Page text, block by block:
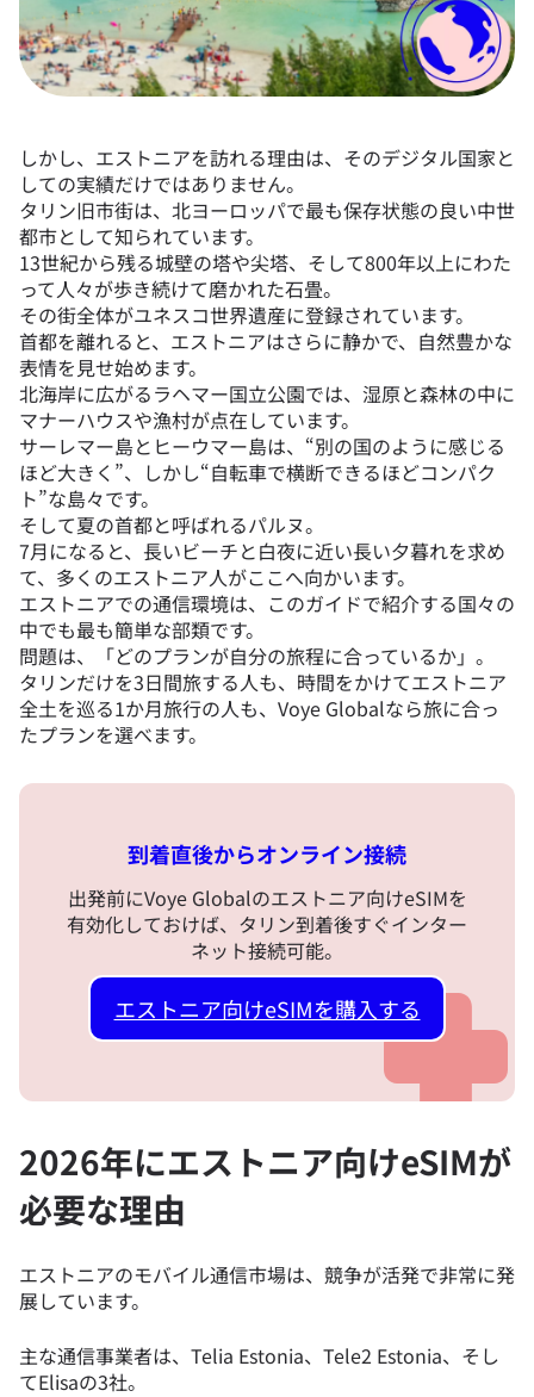
しかし、エストニアを訪れる理由は、そのデジタル国家と
しての実績だけではありません。
タリン旧市街は、北ヨーロッパで最も保存状態の良い中世
都市として知られています。
13世紀から残る城壁の塔や尖塔、そして800年以上にわた
って人々が歩き続けて磨かれた石畳。
その街全体がユネスコ世界遺産に登録されています。
首都を離れると、エストニアはさらに静かで、自然豊かな
表情を見せ始めます。
北海岸に広がるラヘマー国立公園では、湿原と森林の中に
マナーハウスや漁村が点在しています。
サーレマー島とヒーウマー島は、“別の国のように感じる
ほど大きく”、しかし“自転車で横断できるほどコンパク
ト”な島々です。
そして夏の首都と呼ばれるパルヌ。
7月になると、長いビーチと白夜に近い長い夕暮れを求め
て、多くのエストニア人がここへ向かいます。
エストニアでの通信環境は、このガイドで紹介する国々の
中でも最も簡単な部類です。
問題は、「どのプランが自分の旅程に合っているか」。
タリンだけを3日間旅する人も、時間をかけてエストニア
全土を巡る1か月旅行の人も、Voye Globalなら旅に合っ
たプランを選べます。
到着直後からオンライン接続
出発前にVoye Globalのエストニア向けeSIMを
有効化しておけば、タリン到着後すぐインター
ネット接続可能。
エストニア向けeSIMを購入する
2026年にエストニア向けeSIMが
必要な理由
エストニアのモバイル通信市場は、競争が活発で非常に発
展しています。
主な通信事業者は、Telia Estonia、Tele2 Estonia、そし
てElisaの3社。